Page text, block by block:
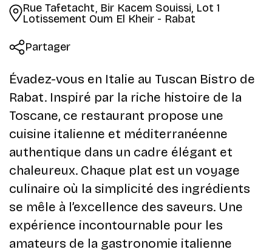
Rue Tafetacht, Bir Kacem Souissi, Lot 1
Lotissement Oum El Kheir - Rabat
Partager
Évadez-vous en Italie au Tuscan Bistro de
Rabat. Inspiré par la riche histoire de la
Toscane, ce restaurant propose une
cuisine italienne et méditerranéenne
authentique dans un cadre élégant et
chaleureux. Chaque plat est un voyage
culinaire où la simplicité des ingrédients
se mêle à l’excellence des saveurs. Une
expérience incontournable pour les
amateurs de la gastronomie italienne